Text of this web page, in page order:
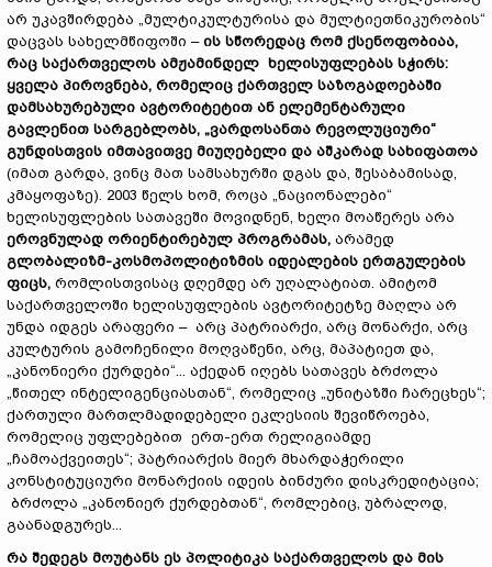
არ უკავშირდება „მულტიკულტურისა და მულტიეთნიკურობის“
დაცვას სახელმწიფოში – ის სწორედაც რომ ქსენოფობიაა,
რაც საქართველოს ამჟამინდელ ხელისუფლებას სჭირს:
ყველა პიროვნება, რომელიც ქართველ საზოგადოებაში
დამსახურებული ავტორიტეტით ან ელემენტარული
გავლენით სარგებლობს, „ვარდოსანთა რევოლუციური“
გუნდისთვის იმთავითვე მიუღებელი და აშკარად სახიფათოა
(იმათ გარდა, ვინც მათ სამსახურში დგას და, შესაბამისად,
კმაყოფაზე). 2003 წელს ხომ, როცა „ნაციონალები“
ხელისუფლების სათავეში მოვიდნენ, ხელი მოაწერეს არა
ეროვნულად ორიენტირებულ პროგრამას, არამედ
გლობალიზმ-კოსმოპოლიტიზმის იდეალების ერთგულების
ფიცს, რომლისთვისაც დღემდე არ უღალატიათ. ამიტომ
საქართველოში ხელისუფლების ავტორიტეტზე მაღლა არ
უნდა იდგეს არაფერი – არც პატრიარქი, არც მონარქი, არც
კულტურის გამოჩენილი მოღვაწენი, არც, მაპატიეთ და,
„კანონიერი ქურდები“... აქედან იღებს სათავეს ბრძოლა
„წითელ ინტელიგენციასთან“, რომელიც „უნიტაზში ჩარეცხეს“;
ქართული მართლმადიდებელი ეკლესიის შევიწროება,
რომელიც უფლებებით ერთ-ერთ რელიგიამდე
„ჩამოაქვეითეს“; პატრიარქის მიერ მხარდაჭერილი
კონსტიტუციური მონარქიის იდეის ბინძური დისკრედიტაცია;
ბრძოლა „კანონიერ ქურდებთან“, რომლებიც, უბრალოდ,
გაანადგურეს...
რა შედეგს მოუტანს ეს პოლიტიკა საქართველოს და მის